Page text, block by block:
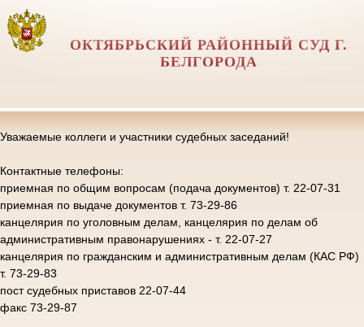
ОКТЯБРЬСКИЙ РАЙОННЫЙ СУД Г.
БЕЛГОРОДА
Уважаемые коллеги и участники судебных заседаний!
Контактные телефоны:
приемная по общим вопросам (подача документов) т. 22-07-31
приемная по выдаче документов т. 73-29-86
канцелярия по уголовным делам, канцелярия по делам об
административным правонарушениях - т. 22-07-27
канцелярия по гражданским и административным делам (КАС РФ)
т. 73-29-83
пост судебных приставов 22-07-44
факс 73-29-87